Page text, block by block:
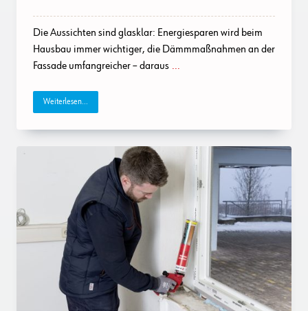
Eine
Fenstermontage
Mit
Weitblick
Die Aussichten sind glasklar: Energiesparen wird beim
Hausbau immer wichtiger, die Dämmmaßnahmen an der
Fassade umfangreicher – daraus ...
Weiterlesen...